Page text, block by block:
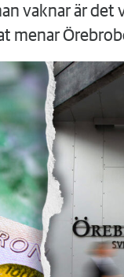
vaknar är
menar